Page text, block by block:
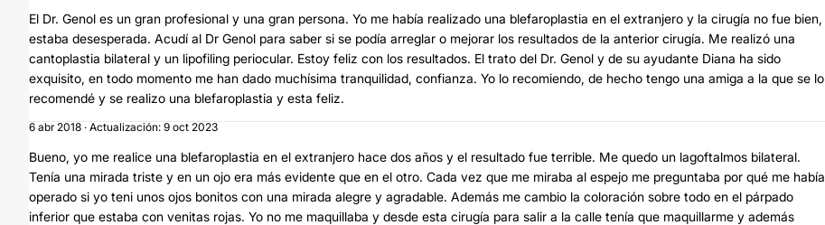
El Dr. Genol es un gran profesional y una gran persona. Yo me había realizado una blefaroplastia en el extranjero y la cirugía no fue bien,
estaba desesperada. Acudí al Dr Genol para saber si se podía arreglar o mejorar los resultados de la anterior cirugía. Me realizó una
cantoplastia bilateral y un lipofiling periocular. Estoy feliz con los resultados. El trato del Dr. Genol y de su ayudante Diana ha sido
exquisito, en todo momento me han dado muchísima tranquilidad, confianza. Yo lo recomiendo, de hecho tengo una amiga a la que se lo
recomendé y se realizo una blefaroplastia y esta feliz.
6 abr 2018 · Actualización: 9 oct 2023
Bueno, yo me realice una blefaroplastia en el extranjero hace dos años y el resultado fue terrible. Me quedo un lagoftalmos bilateral.
Tenía una mirada triste y en un ojo era más evidente que en el otro. Cada vez que me miraba al espejo me preguntaba por qué me había
operado si yo teni unos ojos bonitos con una mirada alegre y agradable. Además me cambio la coloración sobre todo en el párpado
inferior que estaba con venitas rojas. Yo no me maquillaba y desde esta cirugía para salir a la calle tenía que maquillarme y además